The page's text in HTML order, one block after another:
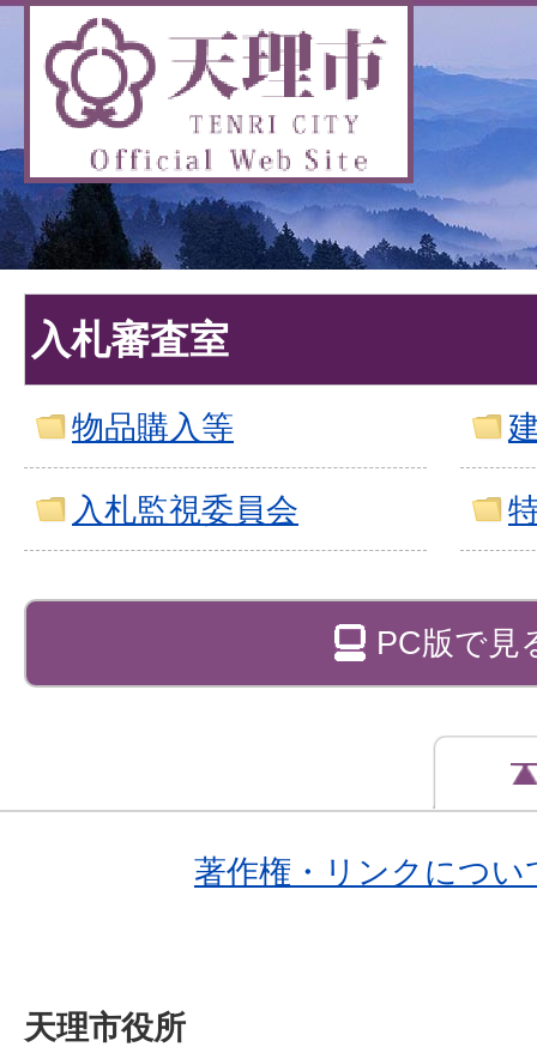
入札審査室
物品購入等
入札監視委員会
PC版で見
著作権・リンクについ
天理市役所